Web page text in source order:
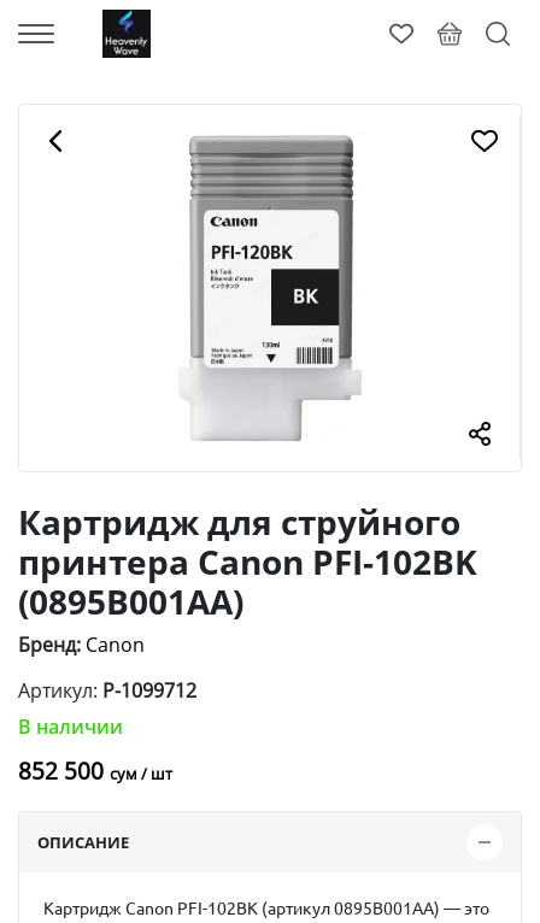
Картридж для струйного
принтера Canon PFI-102BK
(0895B001AA)
Бренд: Canon
Артикул: P-1099712
В наличии
852 500 сум / шт
ОПИСАНИЕ
Картридж Canon PFI-102BK (артикул 0895B001AA) — это